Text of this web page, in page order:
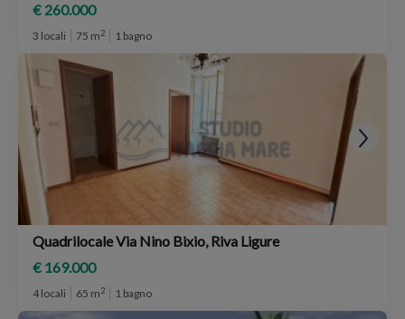
€ 260.000
3 locali 75 m2 1 bagno
Quadrilocale Via Nino Bixio, Riva Ligure
€ 169.000
4 locali 65 m2 1 bagno